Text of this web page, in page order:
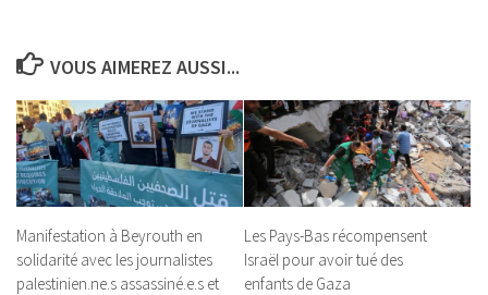
VOUS AIMEREZ AUSSI...
Manifestation à Beyrouth en
solidarité avec les journalistes
palestinien.ne.s assassiné.e.s et
Les Pays-Bas récompensent
Israël pour avoir tué des
enfants de Gaza